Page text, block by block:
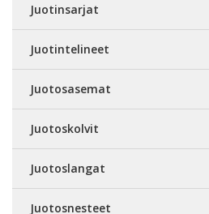
Juotinsarjat
Juotintelineet
Juotosasemat
Juotoskolvit
Juotoslangat
Juotosnesteet